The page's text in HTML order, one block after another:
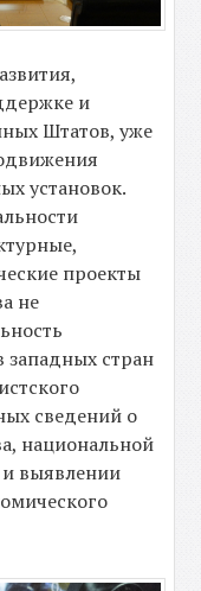
и
Штатов, уже
установок.
проекты
не
западных стран
сведений о
национальной
выявлении